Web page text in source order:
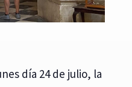
día 24 de julio, la